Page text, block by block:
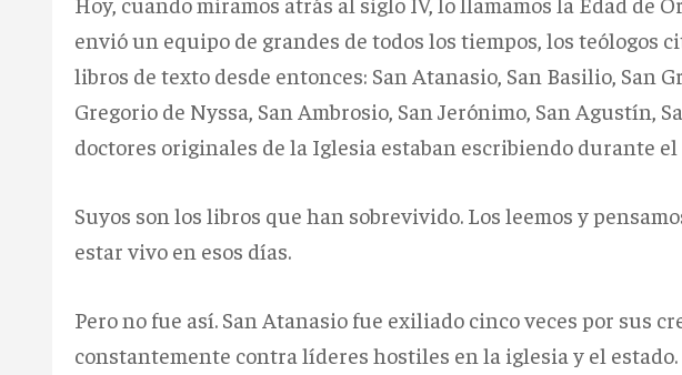
envió un equipo de grandes de todos los tiempos, los teólogos
libros de texto desde entonces: San Atanasio, San Basilio, San
Gregorio de Nyssa, San Ambrosio, San Jerónimo, San Agustín,
doctores originales de la Iglesia estaban escribiendo durante el
Suyos son los libros que han sobrevivido. Los leemos y
estar vivo en esos días.
Pero no fue así. San Atanasio fue exiliado cinco veces por sus
constantemente contra líderes hostiles en la iglesia y el